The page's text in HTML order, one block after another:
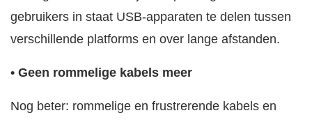
gebruikers in staat USB-apparaten te delen tussen
verschillende platforms en over lange afstanden.
• Geen rommelige kabels meer
Nog beter: rommelige en frustrerende kabels en